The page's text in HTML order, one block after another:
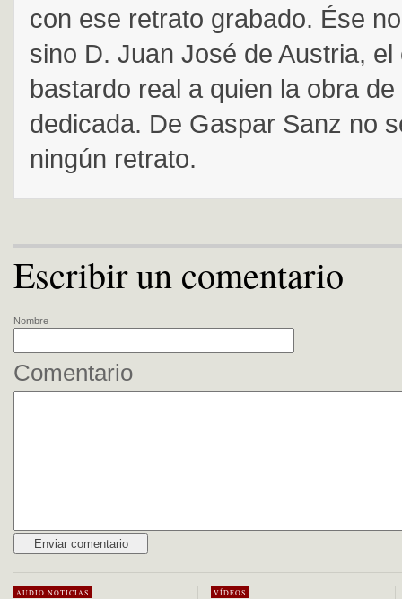
con ese retrato grabado. Ése
sino D. Juan José de Austria, el
bastardo real a quien la obra
dedicada. De Gaspar Sanz no
ningún retrato.
Escribir un comentario
Nombre
Comentario
AUDIO NOTICIAS VÍDEOS